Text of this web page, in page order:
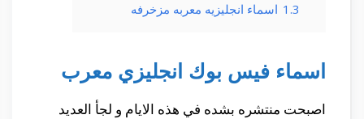
1.3 اسماء انجليزيه معربه مزخرفه
اسماء فيس بوك انجليزي معرب
اصبحت منتشره بشده في هذه الايام و لجأ العديد